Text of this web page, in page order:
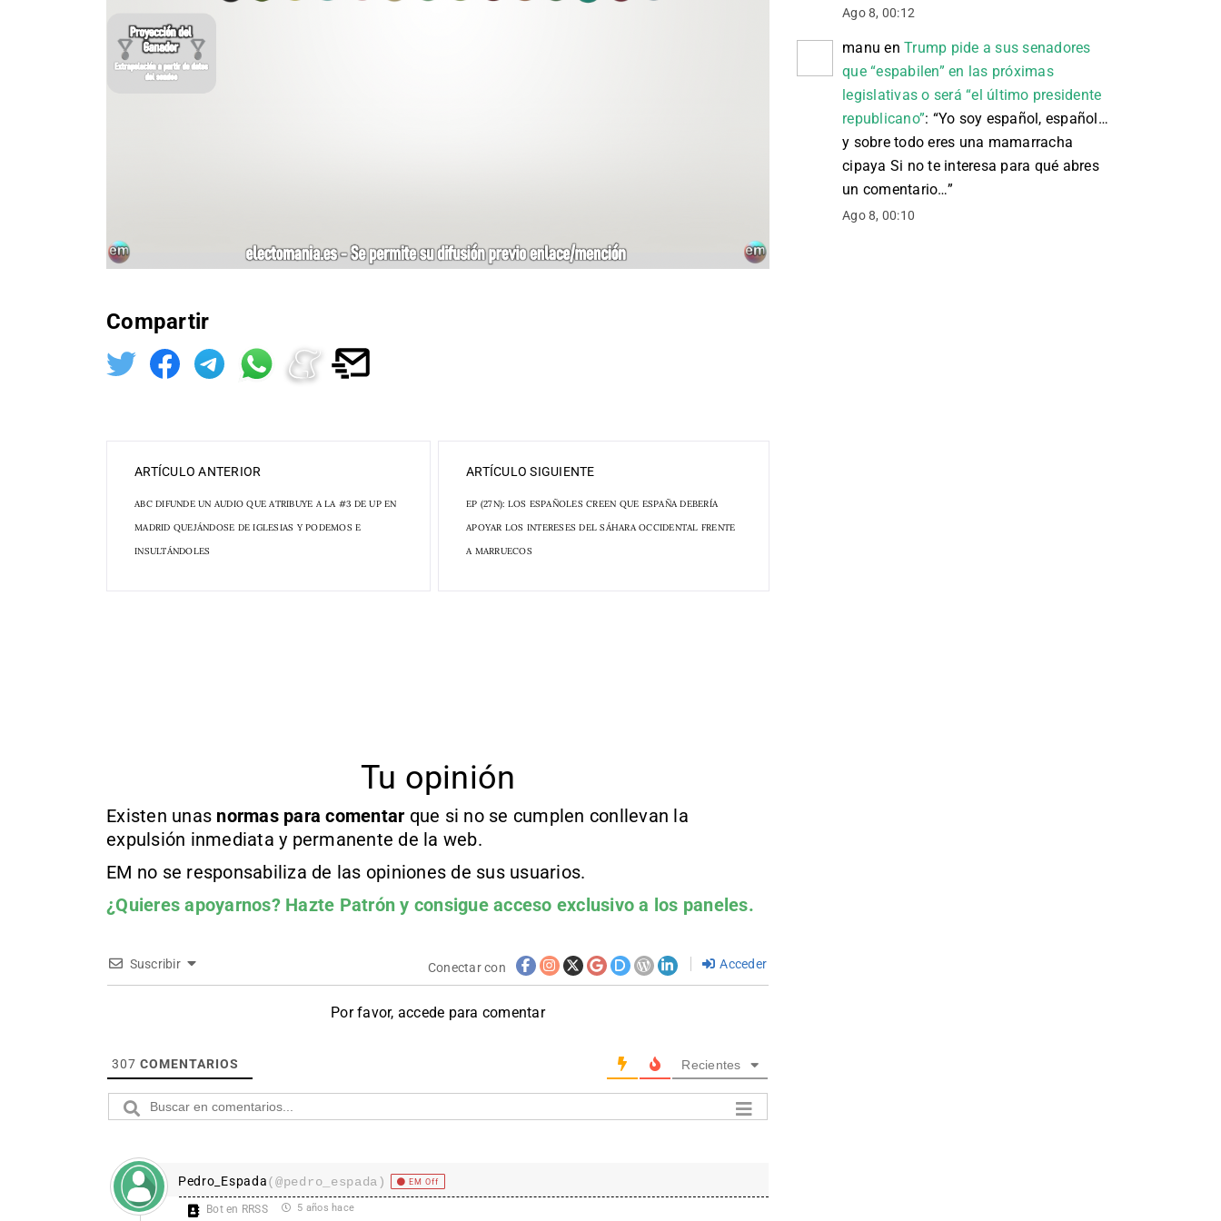
Compartir
ARTÍCULO ANTERIOR
ABC DIFUNDE UN AUDIO QUE ATRIBUYE A LA #3 DE UP EN
MADRID QUEJÁNDOSE DE IGLESIAS Y PODEMOS E
INSULTÁNDOLES
ARTÍCULO SIGUIENTE
EP (27N): LOS ESPAÑOLES CREEN QUE ESPAÑA DEBERÍA
APOYAR LOS INTERESES DEL SÁHARA OCCIDENTAL FRENTE
A MARRUECOS
Tu opinión
Existen unas normas para comentar que si no se cumplen conllevan la
expulsión inmediata y permanente de la web.
EM no se responsabiliza de las opiniones de sus usuarios.
¿Quieres apoyarnos? Hazte Patrón y consigue acceso exclusivo a los paneles.
Suscribir Conectar con Acceder
Por favor, accede para comentar
307 COMENTARIOS Recientes
Pedro_Espada(@pedro_espada) EM Off
Bot en RRSS 5 años hace
Ago 8, 00:12
manu en Trump pide a sus senadores
que “espabilen” en las próximas
legislativas o será “el último presidente
republicano”: “Yo soy español, español…
y sobre todo eres una mamarracha
cipaya Si no te interesa para qué abres
un comentario…”
Ago 8, 00:10